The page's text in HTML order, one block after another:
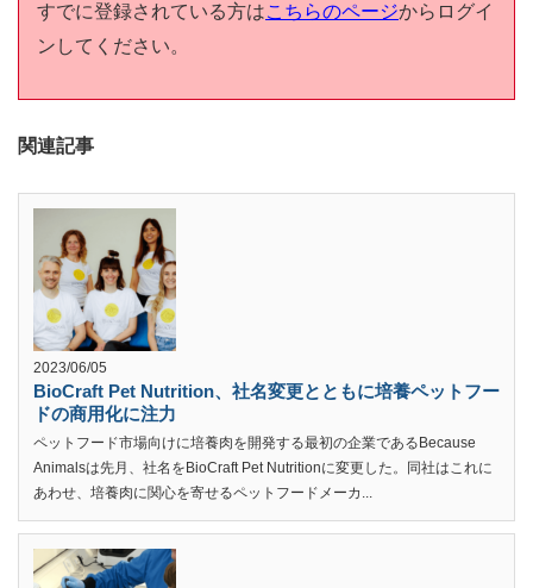
すでに登録されている方はこちらのページからログイ
ンしてください。
関連記事
2023/06/05
BioCraft Pet Nutrition、社名変更とともに培養ペットフー
ドの商用化に注力
ペットフード市場向けに培養肉を開発する最初の企業であるBecause
Animalsは先月、社名をBioCraft Pet Nutritionに変更した。同社はこれに
あわせ、培養肉に関心を寄せるペットフードメーカ...